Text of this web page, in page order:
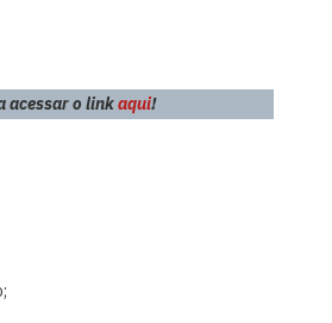
acessar o linkaqui!